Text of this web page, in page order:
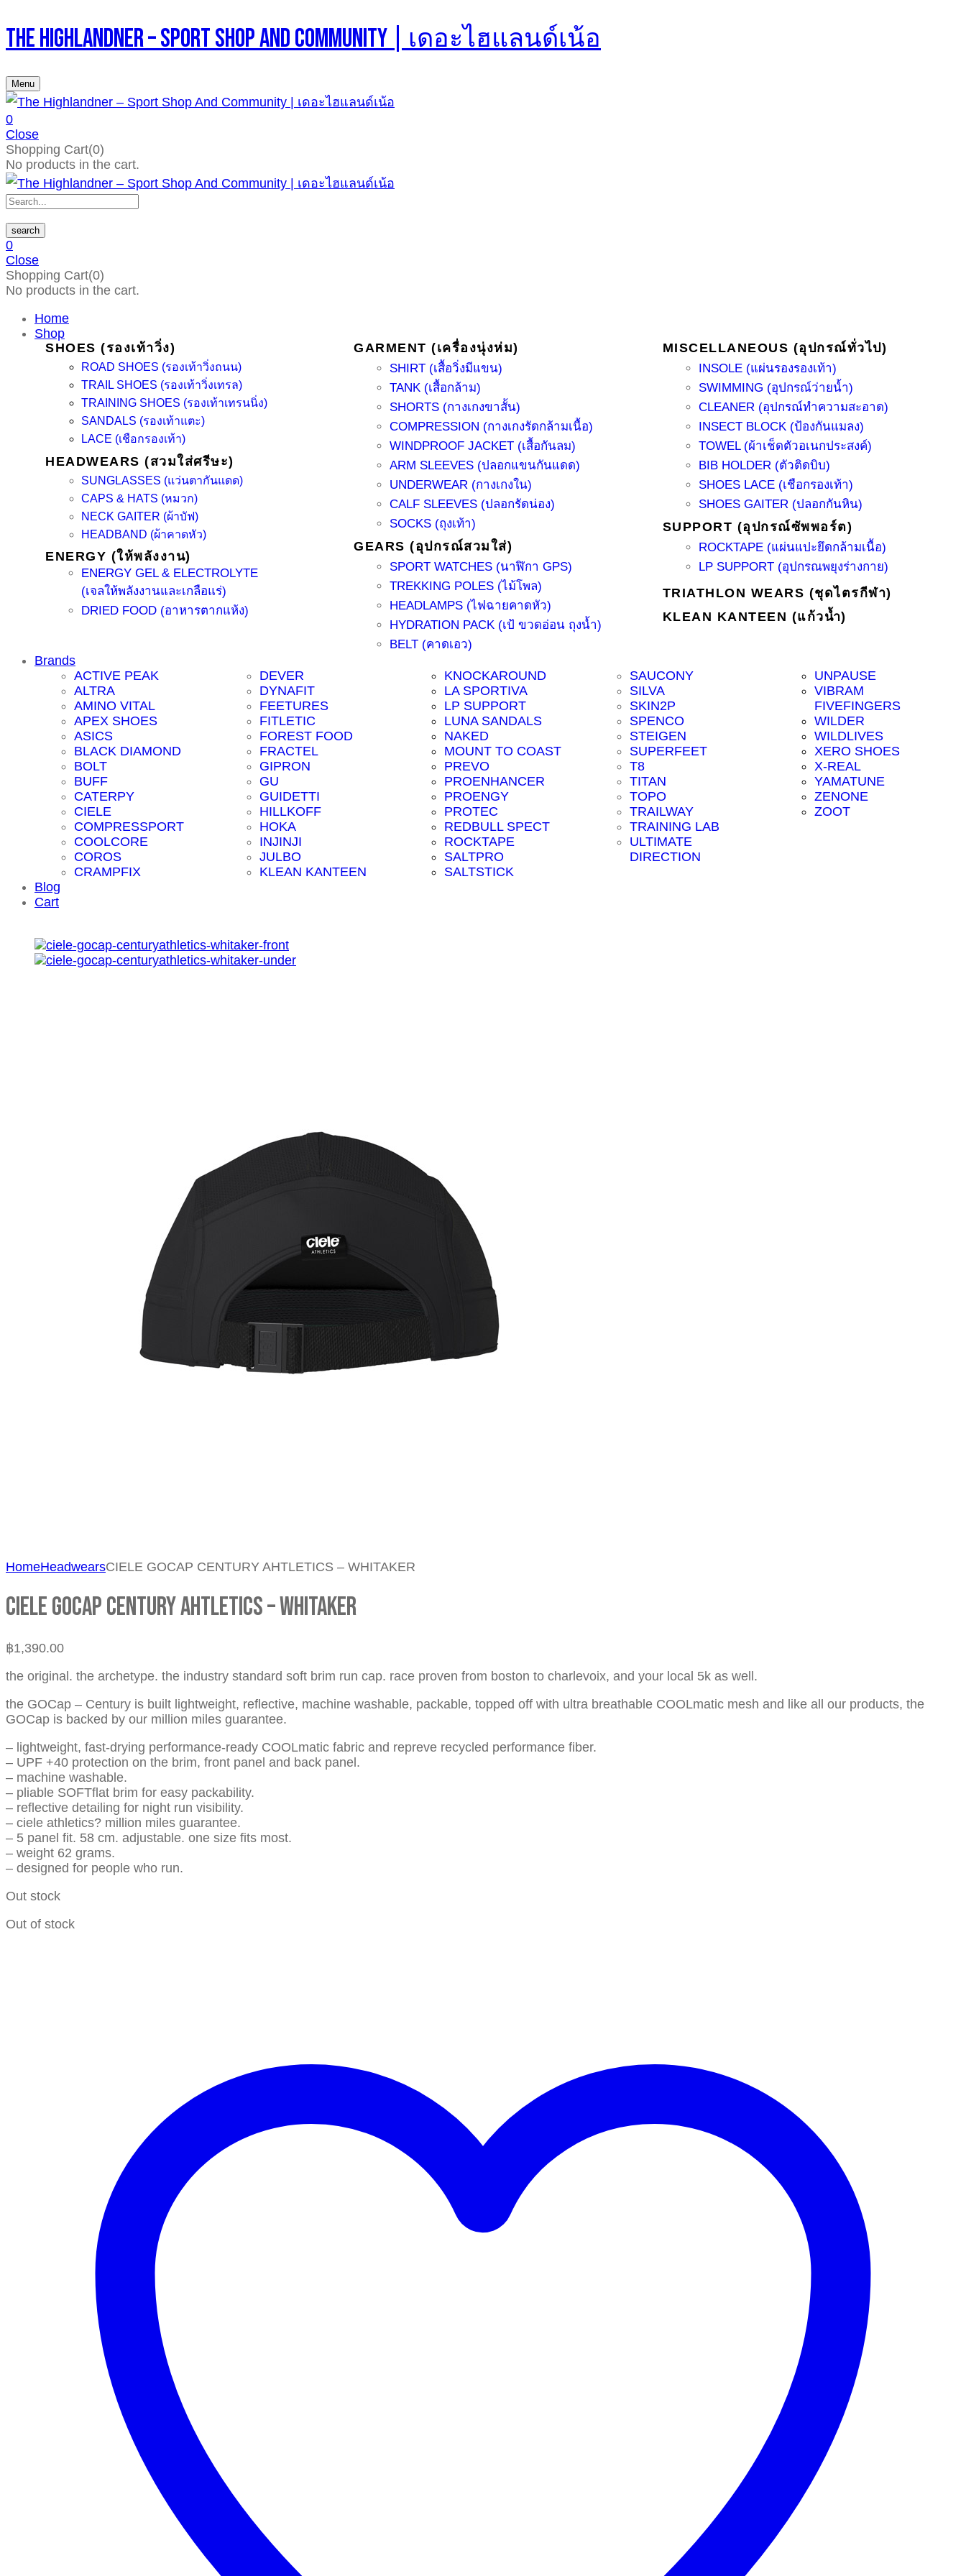
The Highlandner – Sport Shop And Community | เดอะไฮแลนด์เน้อ
Menu
0
Close
Shopping Cart(0)
No products in the cart.
search
0
Close
Shopping Cart(0)
No products in the cart.
Home
Shop
SHOES (รองเท้าวิ่ง)
ROAD SHOES (รองเท้าวิ่งถนน)
TRAIL SHOES (รองเท้าวิ่งเทรล)
TRAINING SHOES (รองเท้าเทรนนิ่ง)
SANDALS (รองเท้าแตะ)
LACE (เชือกรองเท้า)
HEADWEARS (สวมใส่ศรีษะ)
SUNGLASSES (แว่นตากันแดด)
CAPS & HATS (หมวก)
NECK GAITER (ผ้าบัฟ)
HEADBAND (ผ้าคาดหัว)
ENERGY (ให้พลังงาน)
ENERGY GEL & ELECTROLYTE
(เจลให้พลังงานและเกลือแร่)
DRIED FOOD (อาหารตากแห้ง)
GARMENT (เครื่องนุ่งห่ม)
SHIRT (เสื้อวิ่งมีแขน)
TANK (เสื้อกล้าม)
SHORTS (กางเกงขาสั้น)
COMPRESSION (กางเกงรัดกล้ามเนื้อ)
WINDPROOF JACKET (เสื้อกันลม)
ARM SLEEVES (ปลอกแขนกันแดด)
UNDERWEAR (กางเกงใน)
CALF SLEEVES (ปลอกรัดน่อง)
SOCKS (ถุงเท้า)
GEARS (อุปกรณ์สวมใส่)
SPORT WATCHES (นาฬิกา GPS)
TREKKING POLES (ไม้โพล)
HEADLAMPS (ไฟฉายคาดหัว)
HYDRATION PACK (เป้ ขวดอ่อน ถุงน้ำ)
BELT (คาดเอว)
MISCELLANEOUS (อุปกรณ์ทั่วไป)
INSOLE (แผ่นรองรองเท้า)
SWIMMING (อุปกรณ์ว่ายน้ำ)
CLEANER (อุปกรณ์ทำความสะอาด)
INSECT BLOCK (ป้องกันแมลง)
TOWEL (ผ้าเช็ดตัวอเนกประสงค์)
BIB HOLDER (ตัวติดบิบ)
SHOES LACE (เชือกรองเท้า)
SHOES GAITER (ปลอกกันหิน)
SUPPORT (อุปกรณ์ซัพพอร์ต)
ROCKTAPE (แผ่นแปะยึดกล้ามเนื้อ)
LP SUPPORT (อุปกรณพยุงร่างกาย)
TRIATHLON WEARS (ชุดไตรกีฬา)
KLEAN KANTEEN (แก้วน้ำ)
Brands
ACTIVE PEAK
ALTRA
AMINO VITAL
APEX SHOES
ASICS
BLACK DIAMOND
BOLT
BUFF
CATERPY
CIELE
COMPRESSPORT
COOLCORE
COROS
CRAMPFIX
DEVER
DYNAFIT
FEETURES
FITLETIC
FOREST FOOD
FRACTEL
GIPRON
GU
GUIDETTI
HILLKOFF
HOKA
INJINJI
JULBO
KLEAN KANTEEN
KNOCKAROUND
LA SPORTIVA
LP SUPPORT
LUNA SANDALS
NAKED
MOUNT TO COAST
PREVO
PROENHANCER
PROENGY
PROTEC
REDBULL SPECT
ROCKTAPE
SALTPRO
SALTSTICK
SAUCONY
SILVA
SKIN2P
SPENCO
STEIGEN
SUPERFEET
T8
TITAN
TOPO
TRAILWAY
TRAINING LAB
ULTIMATE
DIRECTION
UNPAUSE
VIBRAM
FIVEFINGERS
WILDER
WILDLIVES
XERO SHOES
X-REAL
YAMATUNE
ZENONE
ZOOT
Blog
Cart
HomeHeadwearsCIELE GOCAP CENTURY AHTLETICS – WHITAKER
CIELE GOCAP CENTURY AHTLETICS – WHITAKER
฿1,390.00
the original. the archetype. the industry standard soft brim run cap. race proven from boston to charlevoix, and your local 5k as well.
the GOCap – Century is built lightweight, reflective, machine washable, packable, topped off with ultra breathable COOLmatic mesh and like all our products, the
GOCap is backed by our million miles guarantee.
– lightweight, fast-drying performance-ready COOLmatic fabric and repreve recycled performance fiber.
– UPF +40 protection on the brim, front panel and back panel.
– machine washable.
– pliable SOFTflat brim for easy packability.
– reflective detailing for night run visibility.
– ciele athletics? million miles guarantee.
– 5 panel fit. 58 cm. adjustable. one size fits most.
– weight 62 grams.
– designed for people who run.
Out stock
Out of stock